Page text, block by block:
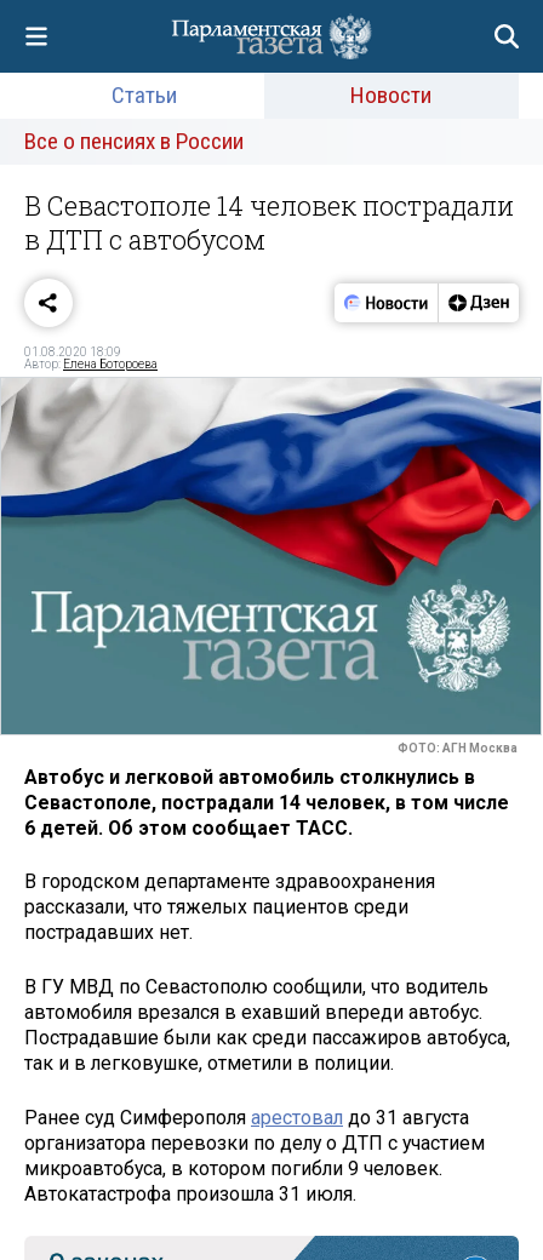
Статьи
Новости
Все о пенсиях в России
В Севастополе 14 человек пострадали
в ДТП с автобусом
01.08.2020 18:09
Автор: Елена Ботороева
ФОТО: АГН Москва
Автобус и легковой автомобиль столкнулись в
Севастополе, пострадали 14 человек, в том числе
6 детей. Об этом сообщает ТАСС.
В городском департаменте здравоохранения
рассказали, что тяжелых пациентов среди
пострадавших нет.
В ГУ МВД по Севастополю сообщили, что водитель
автомобиля врезался в ехавший впереди автобус.
Пострадавшие были как среди пассажиров автобуса,
так и в легковушке, отметили в полиции.
Ранее суд Симферополя арестовал до 31 августа
организатора перевозки по делу о ДТП с участием
микроавтобуса, в котором погибли 9 человек.
Автокатастрофа произошла 31 июля.